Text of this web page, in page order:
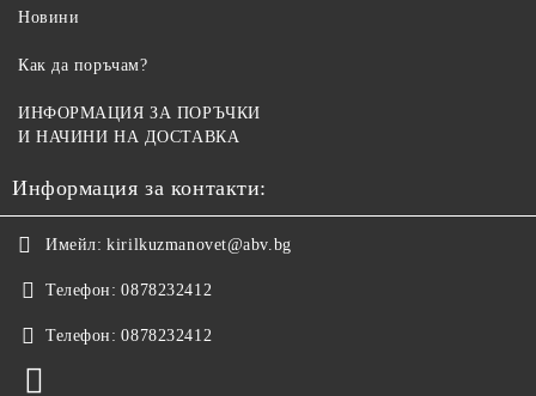
Новини
Как да поръчам?
ИНФОРМАЦИЯ ЗА ПОРЪЧКИ
И НАЧИНИ НА ДОСТАВКА
Информация за контакти:
Имейл: kirilkuzmanovet@abv.bg
Телефон: 0878232412
Телефон: 0878232412